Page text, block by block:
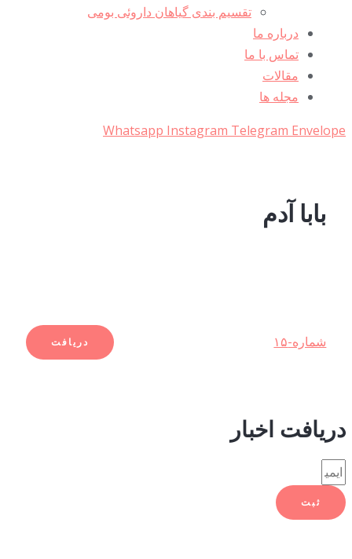
تقسیم بندی گیاهان داروئی بومی
درباره ما
تماس با ما
مقالات
مجله ها
Whatsapp Instagram Telegram Envelope
بابا آدم
شماره-۱۵ دریافت
دریافت اخبار
ثبت